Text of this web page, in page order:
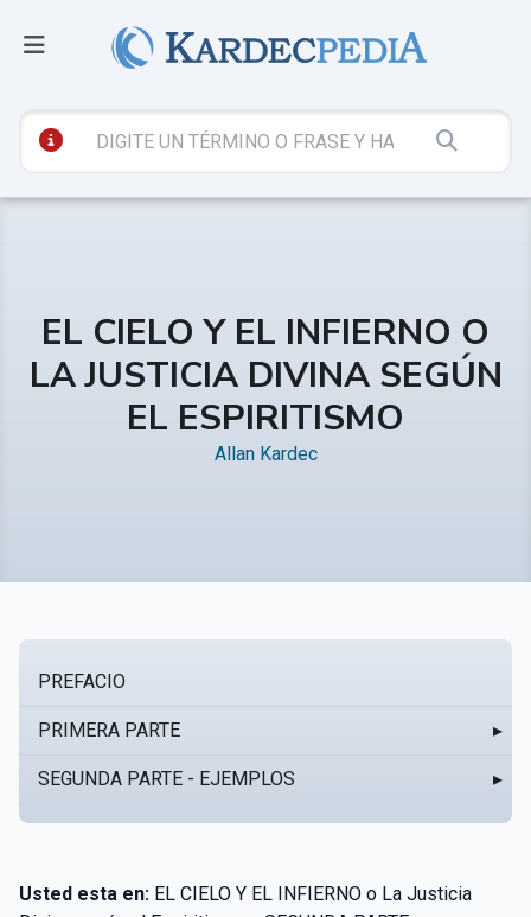
EL CIELO Y EL INFIERNO O
LA JUSTICIA DIVINA SEGÚN
EL ESPIRITISMO
Allan Kardec
PREFACIO
PRIMERA PARTE ▸
SEGUNDA PARTE - EJEMPLOS ▸
Usted esta en: EL CIELO Y EL INFIERNO o La Justicia